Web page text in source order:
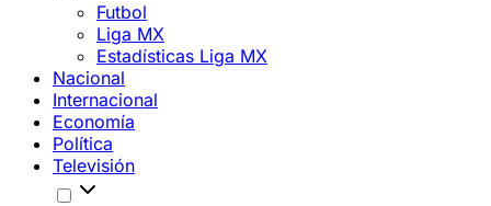
Futbol
Liga MX
Estadísticas Liga MX
Nacional
Internacional
Economía
Política
Televisión